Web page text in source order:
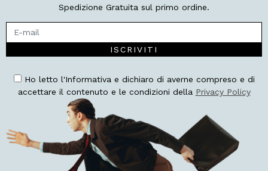
Spedizione Gratuita sul primo ordine.
ISCRIVITI
Ho letto l'Informativa e dichiaro di averne compreso e di
accettare il contenuto e le condizioni della Privacy Policy